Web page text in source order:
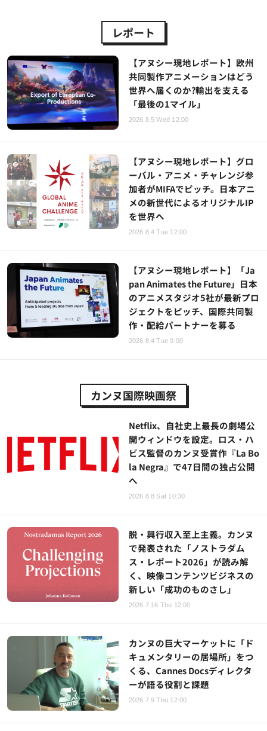
レポート
【アヌシー現地レポート】欧州
共同製作アニメーションはどう
世界へ届くのか?輸出を支える
「最後の1マイル」
2026.8.5 Wed 12:00
【アヌシー現地レポート】グロ
ーバル・アニメ・チャレンジ参
加者がMIFAでピッチ。日本アニ
メの新世代によるオリジナルIP
を世界へ
2026.8.4 Tue 12:00
【アヌシー現地レポート】「Ja
pan Animates the Future」日本
のアニメスタジオ5社が最新プロ
ジェクトをピッチ、国際共同製
作・配給パートナーを募る
2026.8.4 Tue 9:00
カンヌ国際映画祭
Netflix、自社史上最長の劇場公
開ウィンドウを設定。ロス・ハ
ビス監督のカンヌ受賞作『La Bo
la Negra』で47日間の独占公開
へ
2026.8.8 Sat 10:30
脱・興行収入至上主義。カンヌ
で発表された「ノストラダム
ス・レポート2026」が読み解
く、映像コンテンツビジネスの
新しい「成功のものさし」
2026.7.16 Thu 12:00
カンヌの巨大マーケットに「ド
キュメンタリーの居場所」をつ
くる、Cannes Docsディレクタ
ーが語る役割と課題
2026.7.9 Thu 12:00